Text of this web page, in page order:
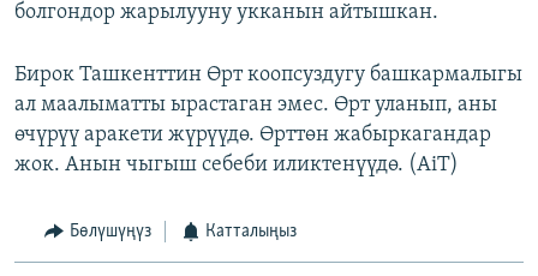
болгондор жарылууну укканын айтышкан.
Бирок Ташкенттин Өрт коопсуздугу башкармалыгы
ал маалыматты ырастаган эмес. Өрт уланып, аны
өчүрүү аракети жүрүүдө. Өрттөн жабыркагандар
жок. Анын чыгыш себеби иликтенүүдө. (AiT)
Бөлүшүңүз Катталыңыз